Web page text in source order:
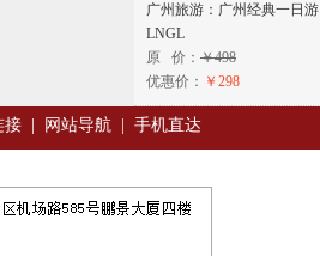
广州旅游：广州经典一日游
LNGL
原 价： ￥498
优惠价： ￥298
接 网站导航 手机直达